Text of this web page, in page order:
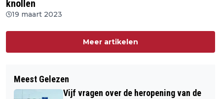
knollen
19 maart 2023
Meer artikelen
Meest Gelezen
Vijf vragen over de heropening van de